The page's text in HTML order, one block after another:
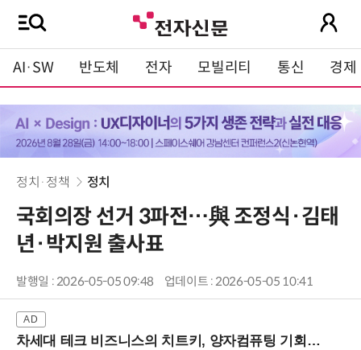
AI·SW 반도체 전자 모빌리티 통신 경제
정치·정책 정치
국회의장 선거 3파전…與 조정식·김태
년·박지원 출사표
발행일 : 2026-05-05 09:48 업데이트 : 2026-05-05 10:41
차세대 테크 비즈니스의 치트키, 양자컴퓨팅 기회를 선점하라! (8/28 강남역)